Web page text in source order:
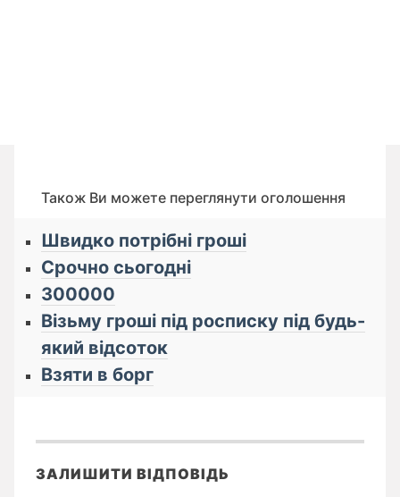
Також Ви можете переглянути оголошення
Швидко потрібні гроші
Срочно сьогодні
300000
Візьму гроші під росписку під будь-
який відсоток
Взяти в борг
ЗАЛИШИТИ ВІДПОВІДЬ